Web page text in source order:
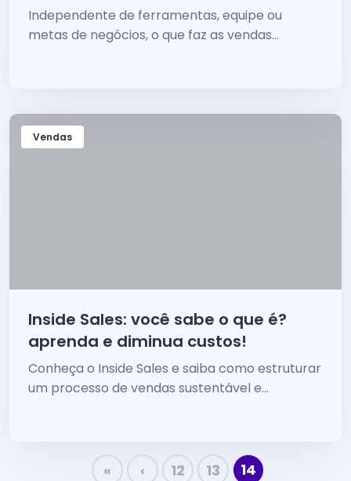
Independente de ferramentas, equipe ou
metas de negócios, o que faz as vendas
Vendas
Inside Sales: você sabe o que é?
aprenda e diminua custos!
Conheça o Inside Sales e saiba como estruturar
um processo de vendas sustentável e
« ‹ 12 13 14